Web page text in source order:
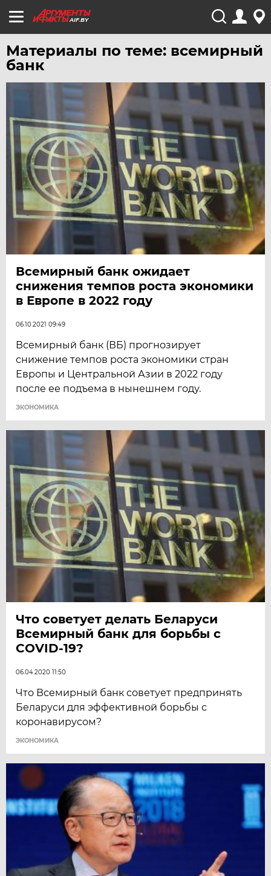
AIF.BY
Материалы по теме: всемирный
банк
Всемирный банк ожидает
снижения темпов роста экономики
в Европе в 2022 году
06.10.2021 09:49
Всемирный банк (ВБ) прогнозирует
снижение темпов роста экономики стран
Европы и Центральной Азии в 2022 году
после ее подъема в нынешнем году.
ЭКОНОМИКА
Что советует делать Беларуси
Всемирный банк для борьбы с
COVID-19?
06.04.2020 11:50
Что Всемирный банк советует предпринять
Беларуси для эффективной борьбы с
коронавирусом?
ЭКОНОМИКА